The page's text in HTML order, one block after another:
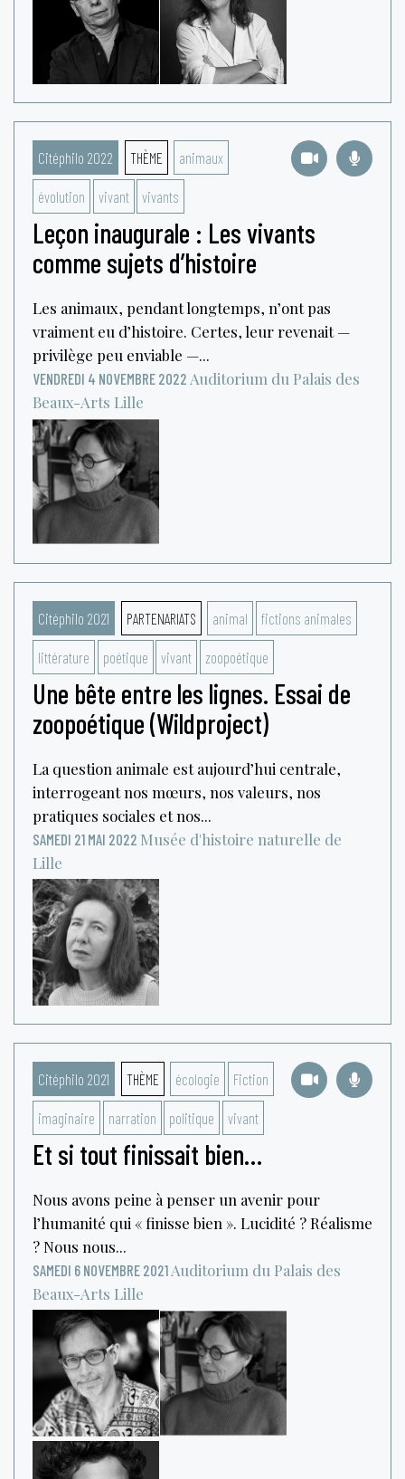
Citéphilo 2022 THÈME animaux
évolution vivant vivants
Leçon inaugurale : Les vivants
comme sujets d’histoire
Les animaux, pendant longtemps, n’ont pas
vraiment eu d’histoire. Certes, leur revenait —
privilège peu enviable —...
VENDREDI 4 NOVEMBRE 2022 Auditorium du Palais des
Beaux-Arts Lille
Citéphilo 2021 PARTENARIATS animal fictions animales
littérature poétique vivant zoopoétique
Une bête entre les lignes. Essai de
zoopoétique (Wildproject)
La question animale est aujourd’hui centrale,
interrogeant nos mœurs, nos valeurs, nos
pratiques sociales et nos...
SAMEDI 21 MAI 2022 Musée d'histoire naturelle de
Lille
Citéphilo 2021 THÈME écologie Fiction
imaginaire narration politique vivant
Et si tout finissait bien…
Nous avons peine à penser un avenir pour
l’humanité qui « finisse bien ». Lucidité ? Réalisme
? Nous nous...
SAMEDI 6 NOVEMBRE 2021 Auditorium du Palais des
Beaux-Arts Lille